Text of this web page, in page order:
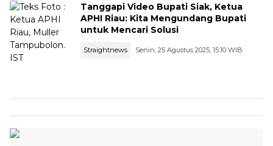
Tanggapi Video Bupati Siak, Ketua
APHI Riau: Kita Mengundang Bupati
untuk Mencari Solusi
Straightnews Senin, 25 Agustus 2025, 15:10 WIB